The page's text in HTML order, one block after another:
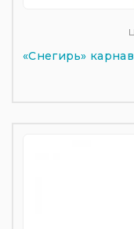
«Снегирь»